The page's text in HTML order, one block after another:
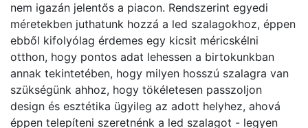
nem igazán jelentős a piacon. Rendszerint egyedi
méretekben juthatunk hozzá a led szalagokhoz, éppen
ebből kifolyólag érdemes egy kicsit méricskélni
otthon, hogy pontos adat lehessen a birtokunkban
annak tekintetében, hogy milyen hosszú szalagra van
szükségünk ahhoz, hogy tökéletesen passzoljon
design és esztétika ügyileg az adott helyhez, ahová
éppen telepíteni szeretnénk a led szalagot - legyen